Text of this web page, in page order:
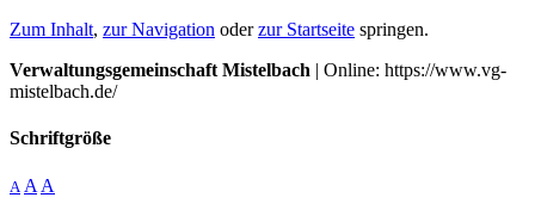
Zum Inhalt, zur Navigation oderzur Startseite springen.
Verwaltungsgemeinschaft Mistelbach | Online: https://www.vg-
mistelbach.de/
Schriftgröße
A A A